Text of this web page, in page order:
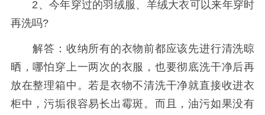
2、今年穿过的羽绒服、羊绒大衣可以来年穿时
再洗吗?
解答：收纳所有的衣物前都应该先进行清洗晾
晒，哪怕穿上一两次的衣服，也要彻底洗干净后再
放在整理箱中。若是衣物不清洗干净就直接收进衣
柜中，污垢很容易长出霉斑。而且，油污如果没有